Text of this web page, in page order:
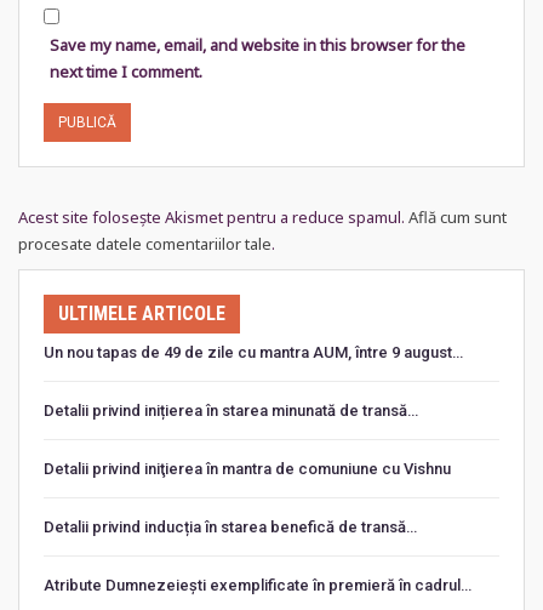
Save my name, email, and website in this browser for the
next time I comment.
Acest site folosește Akismet pentru a reduce spamul. Află cum sunt
procesate datele comentariilor tale.
ULTIMELE ARTICOLE
Un nou tapas de 49 de zile cu mantra AUM, între 9 august…
Detalii privind inițierea în starea minunată de transă…
Detalii privind iniţierea în mantra de comuniune cu Vishnu
Detalii privind inducția în starea benefică de transă…
Atribute Dumnezeiești exemplificate în premieră în cadrul…